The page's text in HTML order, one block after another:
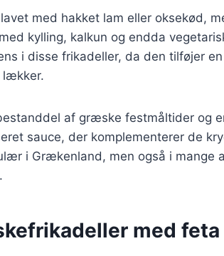
med hakket lam eller oksekød,
kylling, kalkun og endda
i disse frikadeller, da den tilføjer
lækker.
af græske festmåltider og
sauce, der komplementerer de
i Grækenland, men også i mange
med feta